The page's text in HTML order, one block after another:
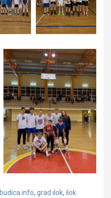
budica.info, grad ilok, ilok